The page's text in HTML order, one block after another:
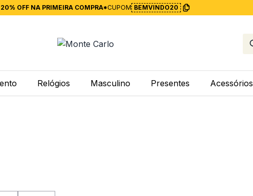
20% OFF NA PRIMEIRA COMPRA*CUPOM BEMVINDO20
Relógios Masculino Presentes Acessórios